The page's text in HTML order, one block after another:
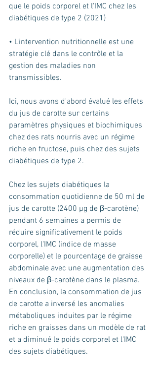
que le poids corporel et l'IMC chez les
diabétiques de type 2 (2021)
• L'intervention nutritionnelle est une
stratégie clé dans le contrôle et la
gestion des maladies non
transmissibles.
Ici, nous avons d'abord évalué les effets
du jus de carotte sur certains
paramètres physiques et biochimiques
chez des rats nourris avec un régime
riche en fructose, puis chez des sujets
diabétiques de type 2.
Chez les sujets diabétiques la
consommation quotidienne de 50 ml de
jus de carotte (2400 µg de β-carotène)
pendant 6 semaines a permis de
réduire significativement le poids
corporel, l'IMC (indice de masse
corporelle) et le pourcentage de graisse
abdominale avec une augmentation des
niveaux de β-carotène dans le plasma.
En conclusion, la consommation de jus
de carotte a inversé les anomalies
métaboliques induites par le régime
riche en graisses dans un modèle de rat
et a diminué le poids corporel et l'IMC
des sujets diabétiques.